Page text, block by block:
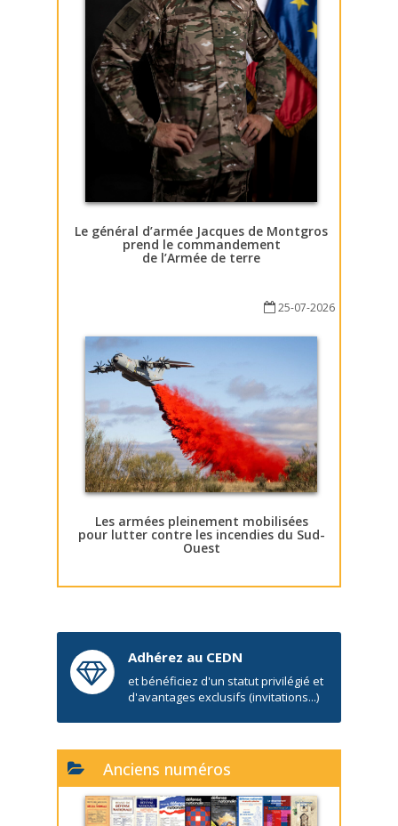
Le général d’armée Jacques de Montgros
prend le commandement
de l’Armée de terre
25-07-2026
Les armées pleinement mobilisées
pour lutter contre les incendies du Sud-
Ouest
Adhérez au CEDN
et bénéficiez d'un statut privilégié et
d'avantages exclusifs (invitations...)
Anciens numéros